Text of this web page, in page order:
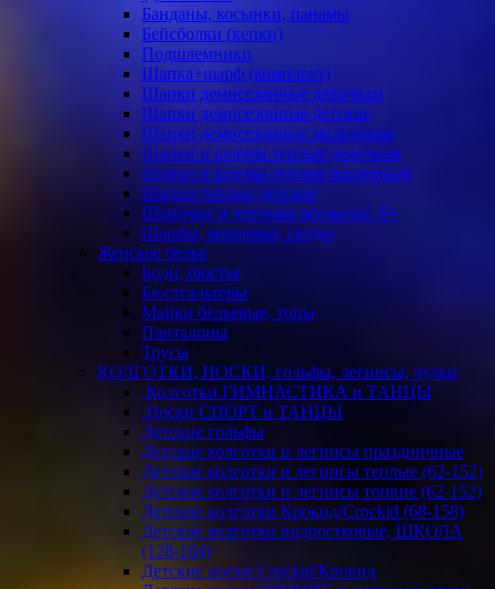
Банданы, косынки, панамы
Бейсболки (кепки)
Подшлемники
Шапка+шарф (комплект)
Шапки демисезонные девочкам
Шапки демисезонные детские
Шапки демисезонные мальчикам
Шапки и шлемы теплые девочкам
Шапки и шлемы теплые мальчикам
Шапки теплые детские
Шапочки и чепчики ясельные, 0+
Шарфы, манишки, снуды
Женское белье
Боди, бюстье
Бюстгальтеры
Майки бельевые, топы
Панталоны
Трусы
КОЛГОТКИ, НОСКИ, гольфы, легинсы, чулки
.Колготки ГИМНАСТИКА и ТАНЦЫ
.Носки СПОРТ и ТАНЦЫ
Детские гольфы
Детские колготки и легинсы праздничные
Детские колготки и легинсы теплые (62-152)
Детские колготки и легинсы тонкие (62-152)
Детские колготки Крокид/Crockid (68-158)
Детские колготки подростковые, ШКОЛА
(128-164)
Детские носки Crockid/Крокид